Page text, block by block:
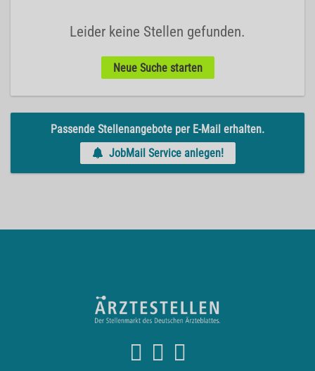
Leider keine Stellen gefunden.
Neue Suche starten
Passende Stellenangebote per E-Mail erhalten.
JobMail Service anlegen!